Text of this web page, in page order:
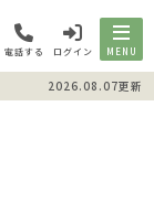
電話する ログイン MENU
2026.08.07更新